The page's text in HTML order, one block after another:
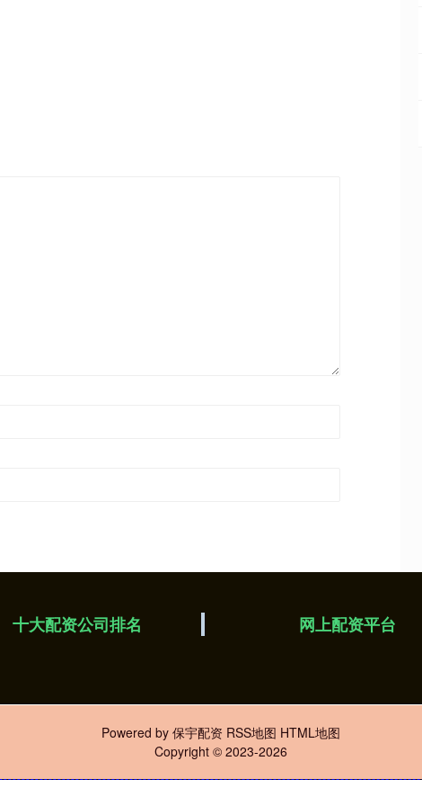
十大配资公司排名 网上配资平台
Powered by 保宇配资 RSS地图 HTML地图
Copyright © 2023-2026